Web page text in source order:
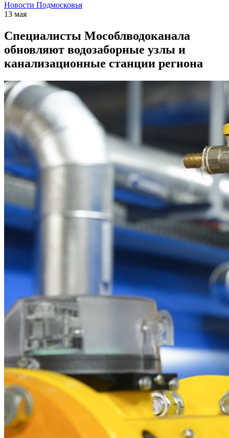
Новости Подмосковья
13 мая
Специалисты Мособлводоканала
обновляют водозаборные узлы и
канализационные станции региона